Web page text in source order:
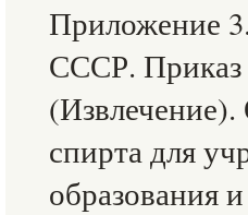
Приложение
СССР. Приказ
(Извлечение).
спирта для
образования